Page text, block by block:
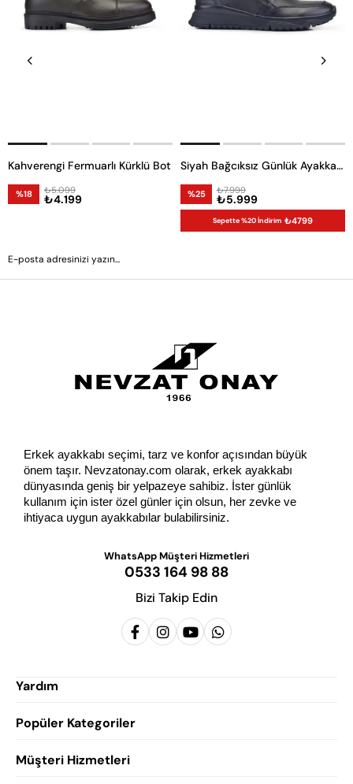
Kahverengi Fermuarlı Kürklü Bot
%18 ₺4.199
₺5.099
Siyah Bağcıksız Günlük Ayakkabı
%25 ₺5.999
₺7.999
Sepette %20 İndirim ₺4799
Erkek ayakkabı seçimi, tarz ve konfor açısından büyük
önem taşır. Nevzatonay.com olarak, erkek ayakkabı
dünyasında geniş bir yelpazeye sahibiz. İster günlük
kullanım için ister özel günler için olsun, her zevke ve
ihtiyaca uygun ayakkabılar bulabilirsiniz.
WhatsApp Müşteri Hizmetleri
0533 164 98 88
Bizi Takip Edin
Yardım
Popüler Kategoriler
Erkek Klasik Ayakkabı
Müşteri Hizmetleri